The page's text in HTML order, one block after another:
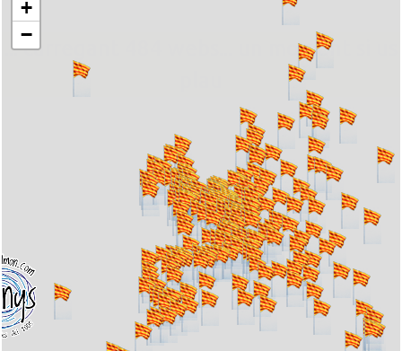
... carregant 484 webs... un moment si us
+
−